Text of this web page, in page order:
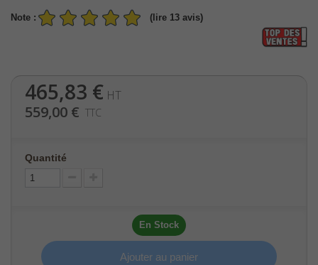
Note : (lire 13 avis)
465,83 € HT
559,00 € TTC
Quantité
En Stock
Ajouter au panier